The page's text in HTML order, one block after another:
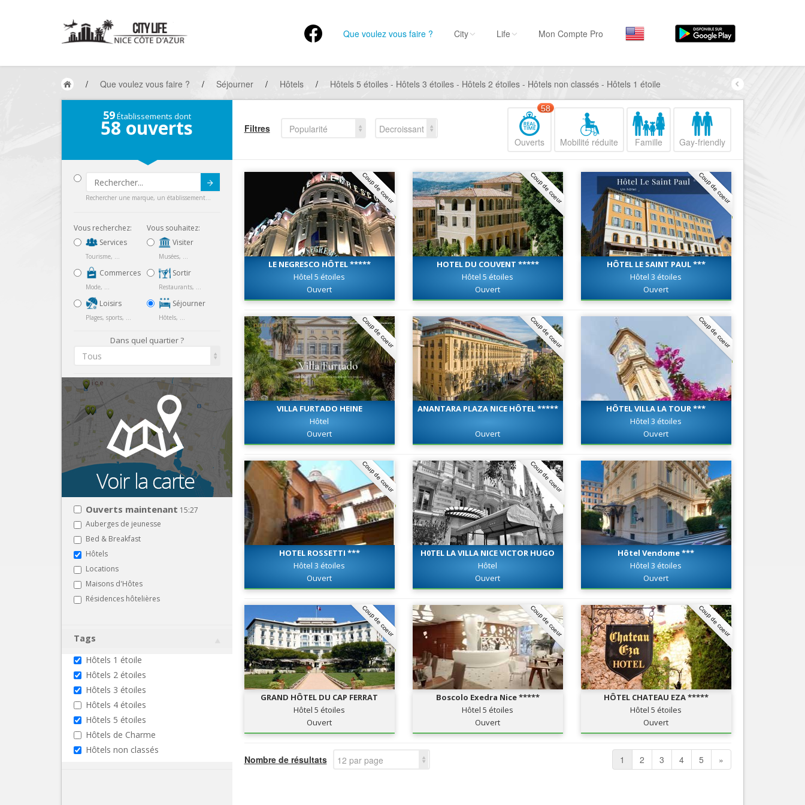
Que voulez vous faire ?
Par activité
Hôtels, ...
Visiter
Sortir
Restaurants, ...
Commerces
Mode, ...
Loisirs
Plages, sports, ...
Tourisme, ...
Par quartiers
Nice Promenade du
Nice le Port
Nice le Vieux Nice
Nice le Coeur de Ville
Nice les Collines Niçoises
Nice le petit Marais Niçois
Nice la plaine du Var
Nice Aéroport
City Life Mon Compte Pro
/ Que voulez vous faire ? / Séjourner / Hôtels / Hôtels 5 étoiles - Hôtels 3 étoiles - Hôtels 2 étoiles - Hôtels non classés - Hôtels 1 étoile
59Établissements dont
58 ouverts
Rechercher une marque, un établissement...
Vous recherchez:
Services
Tourisme, ...
Commerces
Mode, ...
Loisirs
Plages, sports, ...
Vous souhaitez:
Visiter
Musées, ...
Sortir
Restaurants, ...
Séjourner
Hôtels, ...
Dans quel quartier ?
Tous
Ouverts maintenant 15:27
Auberges de jeunesse
Bed & Breakfast
Hôtels
Locations
Maisons d'Hôtes
Résidences hôtelières
Tags
Hôtels 1 étoile
Hôtels 2 étoiles
Hôtels 3 étoiles
Hôtels 4 étoiles
Hôtels 5 étoiles
Hôtels de Charme
Hôtels non classés
Filtres Popularité
Decroissant
Ouverts
58
Mobilité réduite Famille Gay-friendly
Coup de coeur
LE NEGRESCO HÔTEL *****
Hôtel 5 étoiles
Ouvert
Coup de coeur
HOTEL DU COUVENT *****
Hôtel 5 étoiles
Ouvert
Coup de coeur
HÔTEL LE SAINT PAUL ***
Hôtel 3 étoiles
Ouvert
Coup de coeur
VILLA FURTADO HEINE
Hôtel
Ouvert
Coup de coeur
ANANTARA PLAZA NICE HÔTEL *****
Ouvert
Coup de coeur
HÔTEL VILLA LA TOUR ***
Hôtel 3 étoiles
Ouvert
Coup de coeur
HOTEL ROSSETTI ***
Hôtel 3 étoiles
Ouvert
Coup de coeur
H0TEL LA VILLA NICE VICTOR HUGO
***
Hôtel
Ouvert
Hôtel Vendome ***
Hôtel 3 étoiles
Ouvert
Coup de coeur
GRAND HÔTEL DU CAP FERRAT
Hôtel 5 étoiles
Ouvert
Coup de coeur
Boscolo Exedra Nice *****
Hôtel 5 étoiles
Ouvert
Coup de coeur
HÔTEL CHATEAU EZA *****
Hôtel 5 étoiles
Ouvert
Nombre de résultats 12 par page 1 2 3 4 5 »